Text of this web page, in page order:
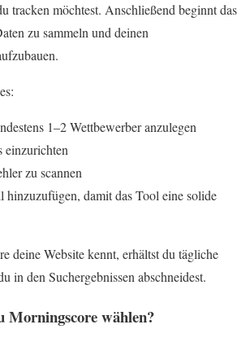
tracken möchtest. Anschließend beginnt das
zu sammeln und deinen
1–2 Wettbewerber anzulegen
einzurichten
zu scannen
hinzuzufügen, damit das Tool eine solide
deine Website kennt, erhältst du tägliche
in den Suchergebnissen abschneidest.
Morningscore wählen?